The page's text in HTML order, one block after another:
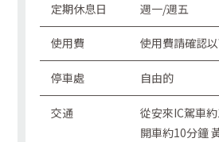
定期休息日 週一/週五
使用費 使用費請確認以
停車處 自由的
交通
從安來IC駕車
開車約10分鐘